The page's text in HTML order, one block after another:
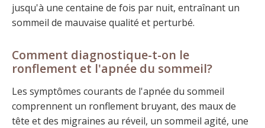
jusqu'à une centaine de fois par nuit, entraînant un
sommeil de mauvaise qualité et perturbé.
Comment diagnostique-t-on le
ronflement et l'apnée du sommeil?
Les symptômes courants de l'apnée du sommeil
comprennent un ronflement bruyant, des maux de
tête et des migraines au réveil, un sommeil agité, une